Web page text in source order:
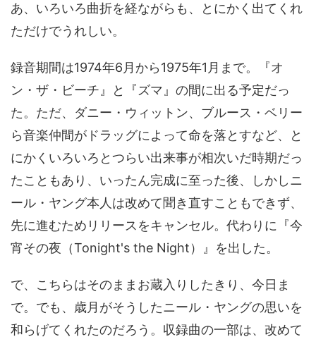
あ、いろいろ曲折を経ながらも、とにかく出てくれ
ただけでうれしい。
録音期間は1974年6月から1975年1月まで。『オ
ン・ザ・ビーチ』と『ズマ』の間に出る予定だっ
た。ただ、ダニー・ウィットン、ブルース・ベリー
ら音楽仲間がドラッグによって命を落とすなど、と
にかくいろいろとつらい出来事が相次いだ時期だっ
たこともあり、いったん完成に至った後、しかしニ
ール・ヤング本人は改めて聞き直すこともできず、
先に進むためリリースをキャンセル。代わりに『今
宵その夜（Tonight's the Night）』を出した。
で、こちらはそのままお蔵入りしたきり、今日ま
で。でも、歳月がそうしたニール・ヤングの思いを
和らげてくれたのだろう。収録曲の一部は、改めて